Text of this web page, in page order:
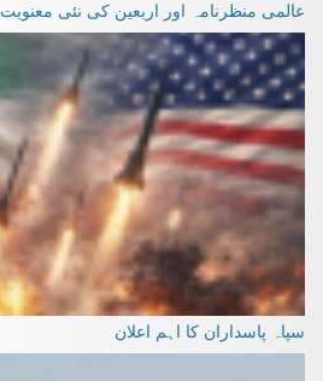
عالمی منظرنامہ اور اربعین کی نئی معنویت
سپاہ پاسداران کا اہم اعلان